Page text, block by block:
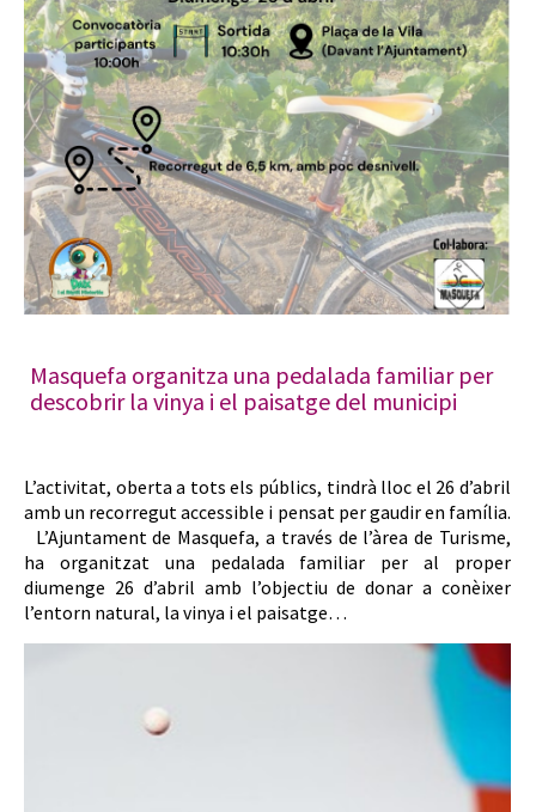
Masquefa organitza una pedalada familiar per
descobrir la vinya i el paisatge del municipi
L’activitat, oberta a tots els públics, tindrà lloc el 26 d’abril
amb un recorregut accessible i pensat per gaudir en família.
L’Ajuntament de Masquefa, a través de l’àrea de Turisme,
ha organitzat una pedalada familiar per al proper
diumenge 26 d’abril amb l’objectiu de donar a conèixer
l’entorn natural, la vinya i el paisatge…